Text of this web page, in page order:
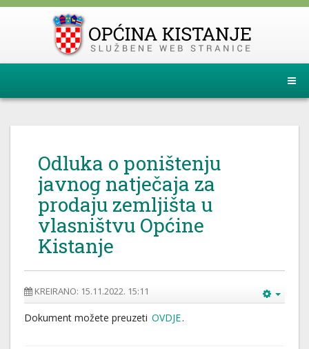
Odluka o poništenju
javnog natječaja za
prodaju zemljišta u
vlasništvu Općine
Kistanje
KREIRANO: 15.11.2022. 15:11
Dokument možete preuzeti OVDJE.